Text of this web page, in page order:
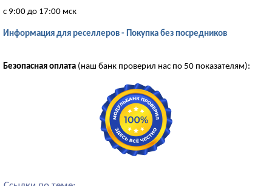
с 9:00 до 17:00 мск
Информация для реселлеров - Покупка без посредников
Безопасная оплата (наш банк проверил нас по 50 показателям):